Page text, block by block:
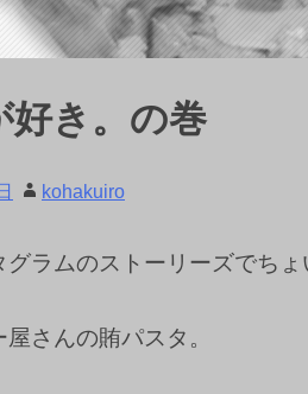
き。の巻
kohakuiro
グラムのストーリーズでちょ
屋さんの賄パスタ。